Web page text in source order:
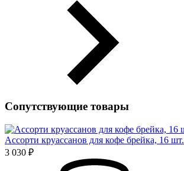
Сопутствующие товары
Ассорти круассанов для кофе брейка, 16 шт.
3 030 ₽